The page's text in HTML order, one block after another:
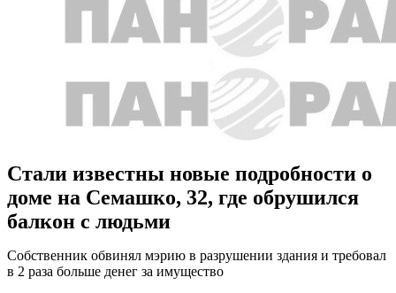
Стали известны новые подробности о
доме на Семашко, 32, где обрушился
балкон с людьми
Собственник обвинял мэрию в разрушении здания и требовал
в 2 раза больше денег за имущество